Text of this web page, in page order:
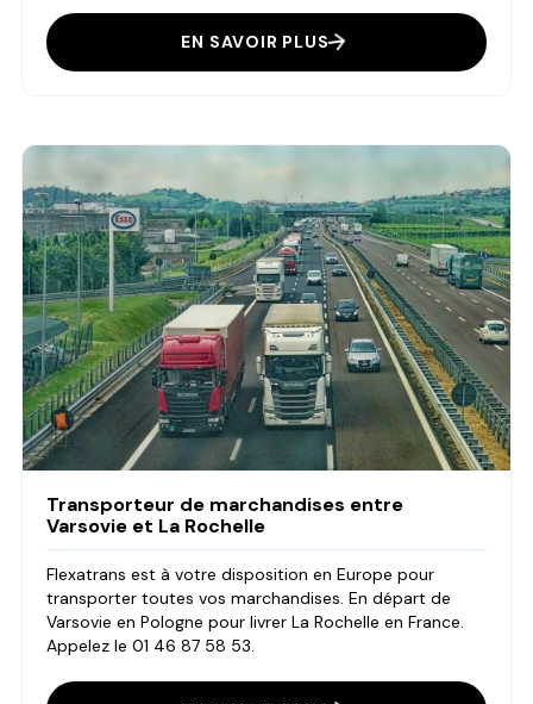
EN SAVOIR PLUS
Transporteur de marchandises entre
Varsovie et La Rochelle
Flexatrans est à votre disposition en Europe pour
transporter toutes vos marchandises. En départ de
Varsovie en Pologne pour livrer La Rochelle en France.
Appelez le 01 46 87 58 53.